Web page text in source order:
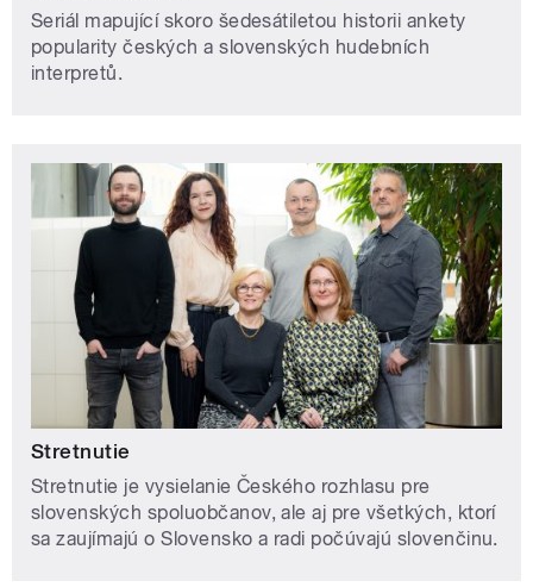
Seriál mapující skoro šedesátiletou historii ankety
popularity českých a slovenských hudebních
interpretů.
Stretnutie
Stretnutie je vysielanie Českého rozhlasu pre
slovenských spoluobčanov, ale aj pre všetkých, ktorí
sa zaujímajú o Slovensko a radi počúvajú slovenčinu.